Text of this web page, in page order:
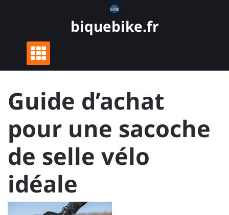
biquebike.fr
Guide d’achat
pour une sacoche
de selle vélo
idéale